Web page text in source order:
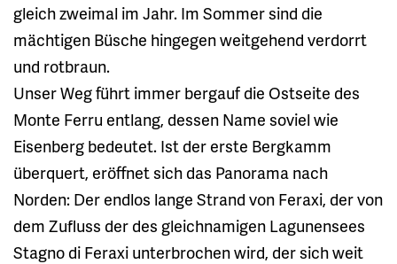
gleich zweimal im Jahr. Im Sommer sind die
mächtigen Büsche hingegen weitgehend verdorrt
und rotbraun.
Unser Weg führt immer bergauf die Ostseite des
Monte Ferru entlang, dessen Name soviel wie
Eisenberg bedeutet. Ist der erste Bergkamm
überquert, eröffnet sich das Panorama nach
Norden: Der endlos lange Strand von Feraxi, der von
dem Zufluss der des gleichnamigen Lagunensees
Stagno di Feraxi unterbrochen wird, der sich weit